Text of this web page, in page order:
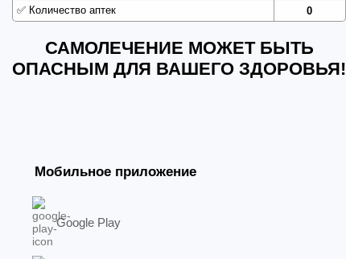
✅ Количество аптек 0
САМОЛЕЧЕНИЕ МОЖЕТ БЫТЬ
ОПАСНЫМ ДЛЯ ВАШЕГО ЗДОРОВЬЯ!
Мобильное приложение
Google Play